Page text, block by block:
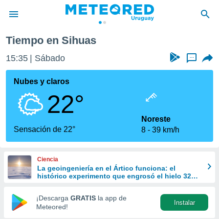
de
ha
calidad.
a este
las
y
forma
digital
basada
Tiempo en Sihuas
15:35 Sábado ...
Nubes y claros
22°
Sensación de 22°
Noreste
8
39 km/h
Ciencia
La geoingeniería en el Ártico funciona: el
histórico experimento que engrosó el hielo 32
¡Descarga GRATIS la app de
Meteored!
Instalar